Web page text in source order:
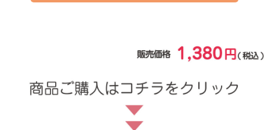
らせ
会員登録